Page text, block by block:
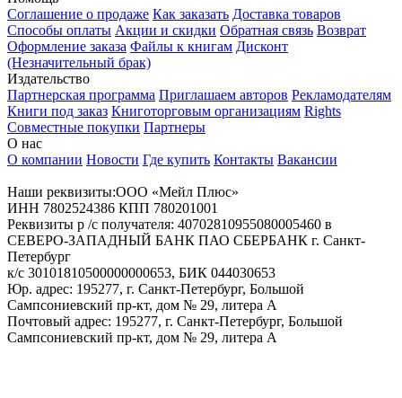
Соглашение о продаже Как заказать Доставка товаров
Способы оплаты Акции и скидки Обратная связь Возврат
Оформление заказа Файлы к книгам Дисконт
(Незначительный брак)
Издательство
Партнерская программа Приглашаем авторов Рекламодателям
Книги под заказ Книготорговым организациям Rights
Совместные покупки Партнеры
О нас
О компании Новости Где купить Контакты Вакансии
Наши реквизиты:ООО «Мейл Плюс»
ИНН 7802524386 КПП 780201001
Реквизиты р /с получателя: 40702810955080005460 в
СЕВЕРО-ЗАПАДНЫЙ БАНК ПАО СБЕРБАНК г. Санкт-
Петербург
к/с 30101810500000000653, БИК 044030653
Юр. адрес: 195277, г. Санкт-Петербург, Большой
Сампсониевский пр-кт, дом № 29, литера А
Почтовый адрес: 195277, г. Санкт-Петербург, Большой
Сампсониевский пр-кт, дом № 29, литера А